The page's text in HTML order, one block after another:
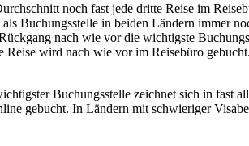
noch fast jede dritte Reise im
Buchungsstelle in beiden Ländern immer
nach wie vor die wichtigste
wird nach wie vor im Reisebüro
Buchungsstelle zeichnet sich in fast
gebucht. In Ländern mit schwieriger